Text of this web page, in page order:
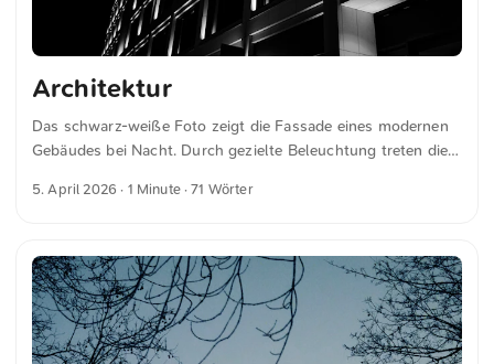
Architektur
Das schwarz-weiße Foto zeigt die Fassade eines modernen
Gebäudes bei Nacht. Durch gezielte Beleuchtung treten die
Schatten betont die Struktur und Architektur des Baus und
Ablenkung. Dies und weitere Fotos kannst du kostenfrei und
in voller Auflösung auf unsplash.com runterladen. Hier geht
es zum Foto
5. April 2026 · 1 Minute · 71 Wörter